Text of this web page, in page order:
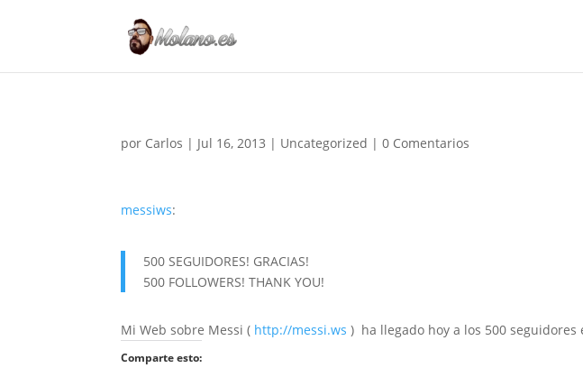
por Carlos | Jul 16, 2013 | Uncategorized |0 Comentarios
messiws:
500 SEGUIDORES! GRACIAS!
500 FOLLOWERS! THANK YOU!
Mi Web sobre Messi ( http://messi.ws ) ha llegado hoy a los 500 seguidores
Comparte esto: